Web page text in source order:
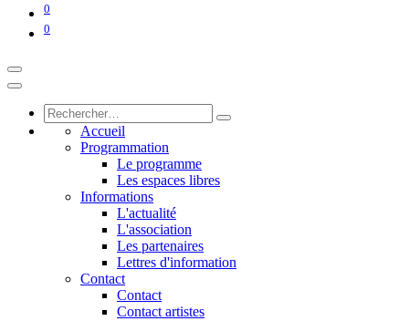
0
0
Accueil
Programmation
Le programme
Les espaces libres
Informations
L'actualité
L'association
Les partenaires
Lettres d'information
Contact
Contact
Contact artistes